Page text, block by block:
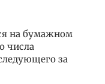
на бумажном
числа
за